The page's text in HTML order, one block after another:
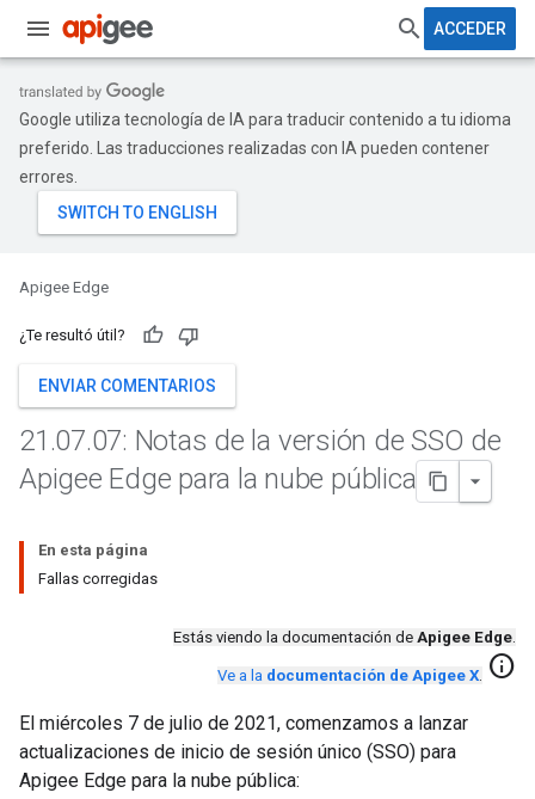
ACCEDER
Google utiliza tecnología de IA para traducir contenido a tu idioma
preferido. Las traducciones realizadas con IA pueden contener
errores.
Apigee Edge
¿Te resultó útil?
ENVIAR COMENTARIOS
21 .07.07: Notas de la versión de SSO de
Apigee Edge para la nube pública
En esta página
Fallas corregidas
Estás viendo la documentación de Apigee Edge.
Ve a la documentación de Apigee X. info
El miércoles 7 de julio de 2021, comenzamos a lanzar
actualizaciones de inicio de sesión único (SSO) para
Apigee Edge para la nube pública: